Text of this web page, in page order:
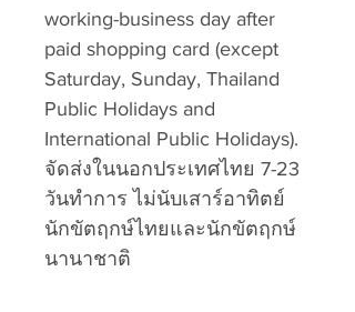
working-business day after
paid shopping card (except
Saturday, Sunday, Thailand
Public Holidays and
International Public Holidays).
จัดส่งในนอกประเทศไทย 7-23
วันทำการ ไม่นับเสาร์อาทิตย์
นักขัตฤกษ์ไทยและนักขัตฤกษ์
นานาชาติ